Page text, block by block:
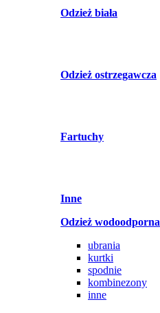
Odzież biała
Odzież ostrzegawcza
Fartuchy
Inne
Odzież wodoodporna
ubrania
kurtki
spodnie
kombinezony
inne